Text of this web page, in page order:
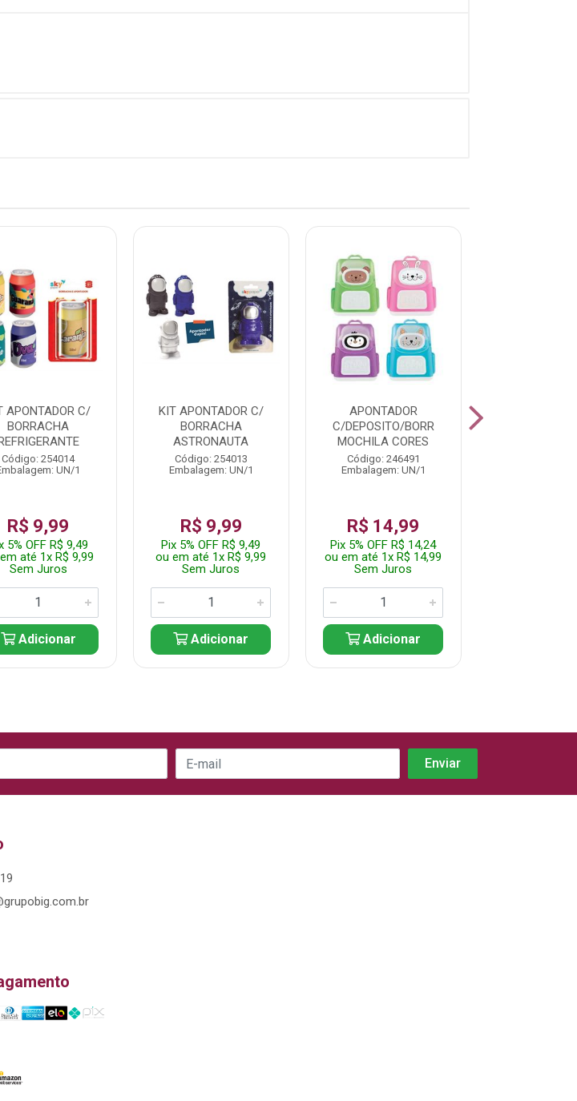
APONTADOR C/
BORRACHA
Código: 254014
UN/1
R$ 9,99
5% OFF R$ 9,49
até 1x R$ 9,99
Sem Juros
Adicionar
KIT APONTADOR C/
BORRACHA
ASTRONAUTA
Código: 254013
Embalagem: UN/1
R$ 9,99
Pix 5% OFF R$ 9,49
ou em até 1x R$ 9,99
Sem Juros
Adicionar
APONTADOR
C/DEPOSITO/BORR
MOCHILA CORES
Código: 246491
Embalagem: UN/1
R$ 14,99
Pix 5% OFF R$ 14,24
ou em até 1x R$ 14,99
Sem Juros
Adicionar